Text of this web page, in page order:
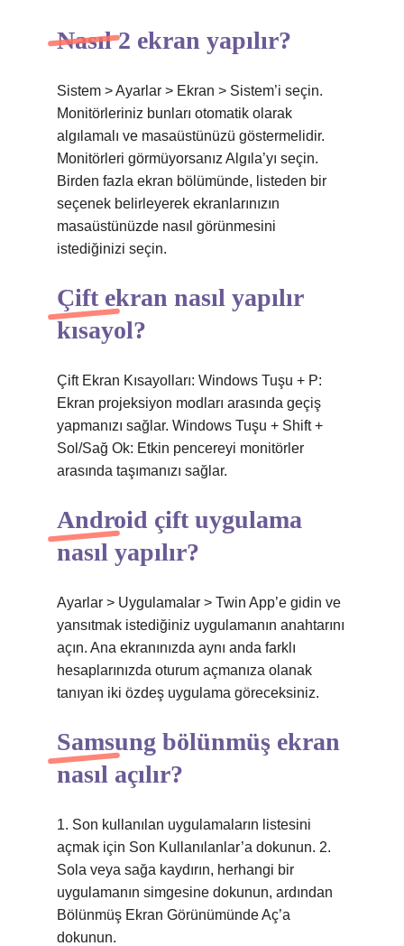
Nasıl 2 ekran yapılır?
Sistem > Ayarlar > Ekran > Sistem’i seçin.
Monitörleriniz bunları otomatik olarak
algılamalı ve masaüstünüzü göstermelidir.
Monitörleri görmüyorsanız Algıla’yı seçin.
Birden fazla ekran bölümünde, listeden bir
seçenek belirleyerek ekranlarınızın
masaüstünüzde nasıl görünmesini
istediğinizi seçin.
Çift ekran nasıl yapılır
kısayol?
Çift Ekran Kısayolları: Windows Tuşu + P:
Ekran projeksiyon modları arasında geçiş
yapmanızı sağlar. Windows Tuşu + Shift +
Sol/Sağ Ok: Etkin pencereyi monitörler
arasında taşımanızı sağlar.
Android çift uygulama
nasıl yapılır?
Ayarlar > Uygulamalar > Twin App’e gidin ve
yansıtmak istediğiniz uygulamanın anahtarını
açın. Ana ekranınızda aynı anda farklı
hesaplarınızda oturum açmanıza olanak
tanıyan iki özdeş uygulama göreceksiniz.
Samsung bölünmüş ekran
nasıl açılır?
1. Son kullanılan uygulamaların listesini
açmak için Son Kullanılanlar’a dokunun. 2.
Sola veya sağa kaydırın, herhangi bir
uygulamanın simgesine dokunun, ardından
Bölünmüş Ekran Görünümünde Aç’a
dokunun.